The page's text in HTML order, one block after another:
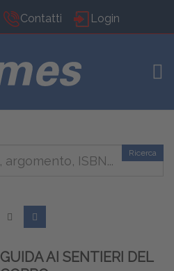
Contatti Login
Ricerca
GUIDA AI SENTIERI DEL